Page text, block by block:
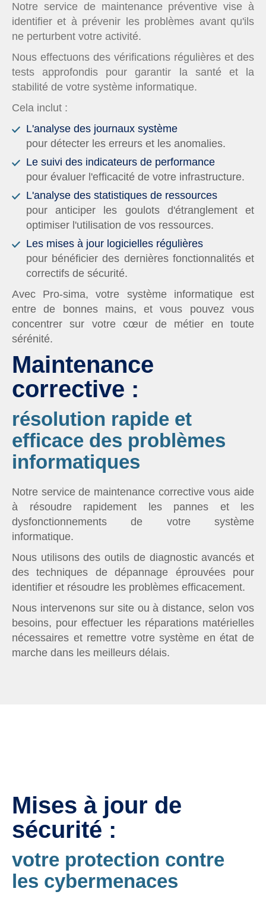
Notre service de maintenance préventive vise à
identifier et à prévenir les problèmes avant qu'ils
ne perturbent votre activité.
Nous effectuons des vérifications régulières et des
tests approfondis pour garantir la santé et la
stabilité de votre système informatique.
Cela inclut :
L'analyse des journaux système
pour détecter les erreurs et les anomalies.
Le suivi des indicateurs de performance
pour évaluer l'efficacité de votre infrastructure.
L'analyse des statistiques de ressources
pour anticiper les goulots d'étranglement et
optimiser l'utilisation de vos ressources.
Les mises à jour logicielles régulières
pour bénéficier des dernières fonctionnalités et
correctifs de sécurité.
Avec Pro-sima, votre système informatique est
entre de bonnes mains, et vous pouvez vous
concentrer sur votre cœur de métier en toute
sérénité.
Maintenance
corrective :
résolution rapide et
efficace des problèmes
informatiques
Notre service de maintenance corrective vous aide
à résoudre rapidement les pannes et les
dysfonctionnements de votre système
informatique.
Nous utilisons des outils de diagnostic avancés et
des techniques de dépannage éprouvées pour
identifier et résoudre les problèmes efficacement.
Nous intervenons sur site ou à distance, selon vos
besoins, pour effectuer les réparations matérielles
nécessaires et remettre votre système en état de
marche dans les meilleurs délais.
Mises à jour de
sécurité :
votre protection contre
les cybermenaces